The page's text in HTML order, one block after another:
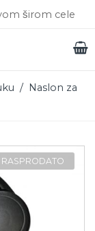
širom cele
/ Naslon za
RASPRODATO